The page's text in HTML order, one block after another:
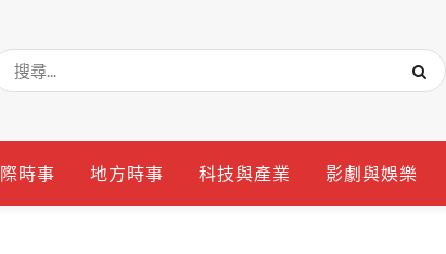
時事 地方時事 科技與產業 影劇與娛樂